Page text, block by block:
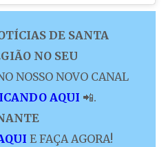
DE SANTA
NO SEU
NOSSO NOVO CANAL
AQUI 📲.
E FAÇA AGORA!